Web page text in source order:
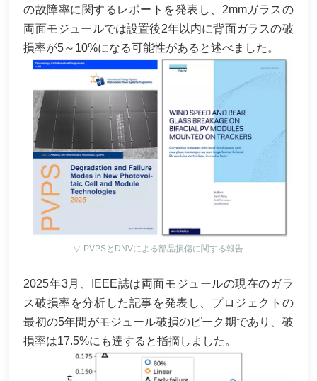
の故障率に関するレポートを発表し、2mmガラスの
両面モジュールでは設置後2年以内に背面ガラスの破
損率が5～10%になる可能性があると述べました。
▽ PVPSとDNVによる部品損傷に関する報告
2025年3月、IEEE誌は両面モジュールの現在のガラ
ス破損率を分析した記事を発表し、プロジェクトの
最初の5年間がモジュール破損のピーク期であり、破
損率は17.5%にも達すると指摘しました。